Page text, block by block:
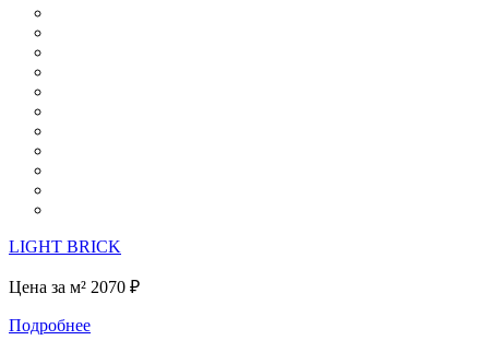
LIGHT BRICK
Цена за м² 2070 ₽
Подробнее